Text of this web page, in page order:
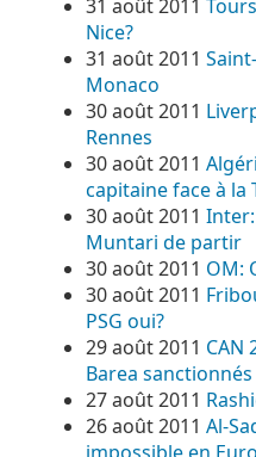
31 août 2011
Nice?
31 août 2011
Monaco
30 août 2011
Rennes
30 août 2011
capitaine face à la
30 août 2011
Muntari de partir
30 août 2011 OM:
30 août 2011
PSG oui?
29 août 2011 CAN
Barea sanctionnés
27 août 2011
26 août 2011 Al-